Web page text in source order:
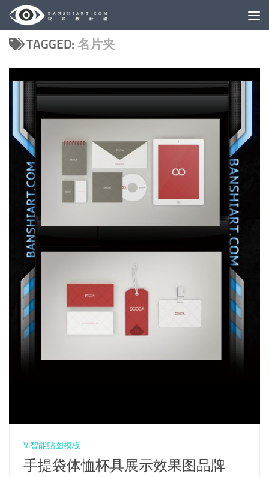
Skip to content
TAGGED: 名片夹
VI智能贴图模板
手提袋体恤杯具展示效果图品牌